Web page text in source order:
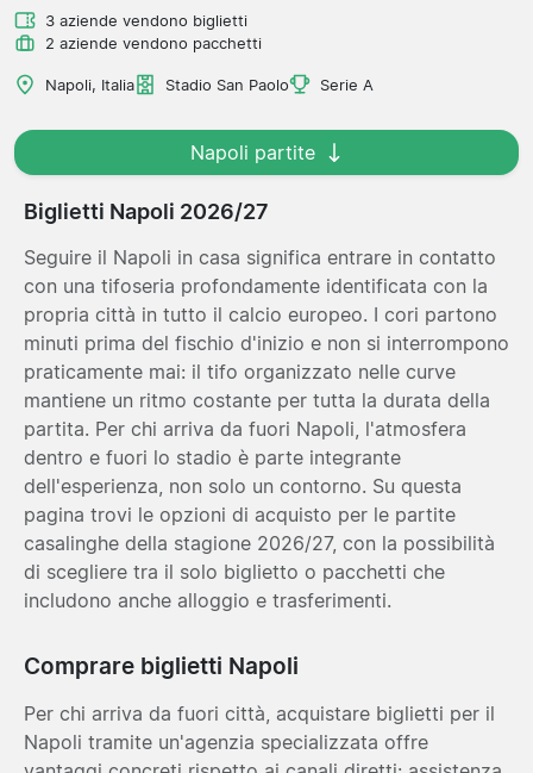
3 aziende vendono biglietti
2 aziende vendono pacchetti
Napoli, Italia Stadio San Paolo Serie A
Napoli partite
Biglietti Napoli 2026/27
Seguire il Napoli in casa significa entrare in contatto
con una tifoseria profondamente identificata con la
propria città in tutto il calcio europeo. I cori partono
minuti prima del fischio d'inizio e non si interrompono
praticamente mai: il tifo organizzato nelle curve
mantiene un ritmo costante per tutta la durata della
partita. Per chi arriva da fuori Napoli, l'atmosfera
dentro e fuori lo stadio è parte integrante
dell'esperienza, non solo un contorno. Su questa
pagina trovi le opzioni di acquisto per le partite
casalinghe della stagione 2026/27, con la possibilità
di scegliere tra il solo biglietto o pacchetti che
includono anche alloggio e trasferimenti.
Comprare biglietti Napoli
Per chi arriva da fuori città, acquistare biglietti per il
Napoli tramite un'agenzia specializzata offre